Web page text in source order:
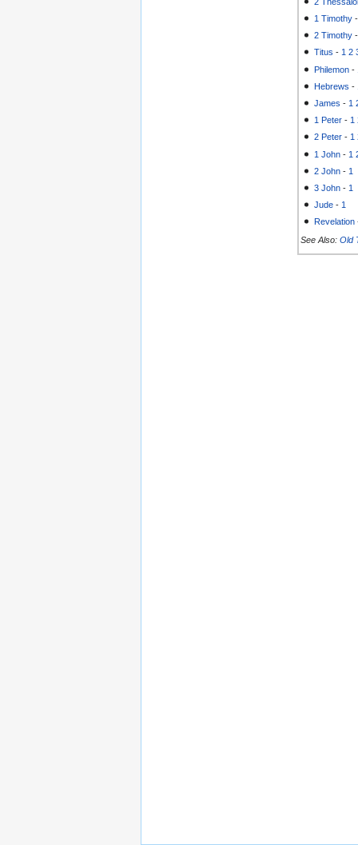
1 Timothy
2 Timothy
Titus - 1 2
Philemon -
Hebrews -
James - 1
1 Peter - 1
2 Peter - 1
1 John - 1
2 John - 1
3 John - 1
Jude - 1
Revelation
See Also: Old